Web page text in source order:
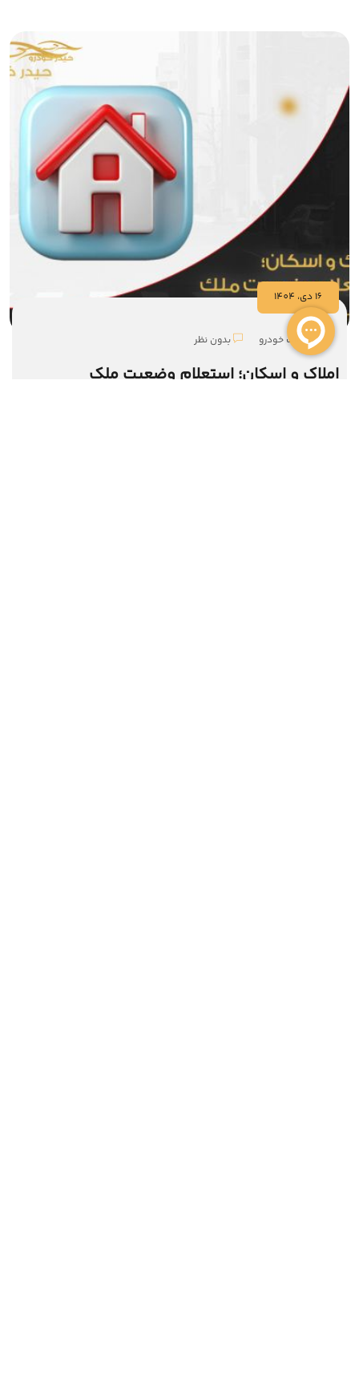
16 دي، 1404
خدمات خودرو بدون نظر
املاک و اسکان؛ استعلام وضعیت ملک